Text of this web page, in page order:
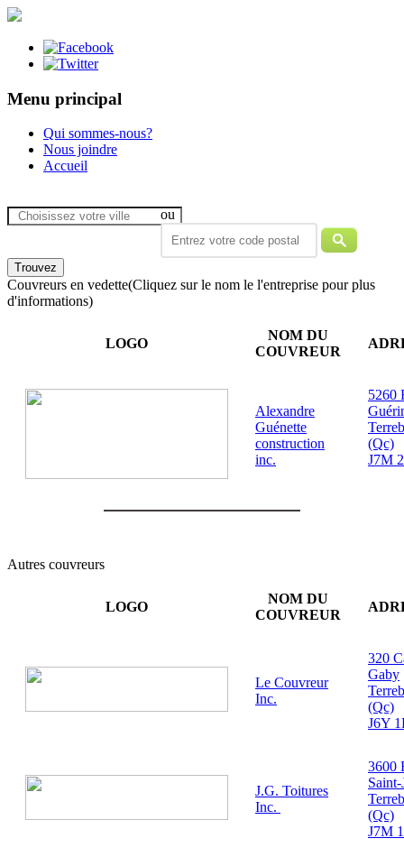
Menu principal
Qui sommes-nous?
Nous joindre
Accueil
ou
Couvreurs en vedette(Cliquez sur le nom le l'entreprise pour plus
d'informations)
LOGO
NOM DU
COUVREUR
Alexandre
Guénette
construction
inc.
5260
(Qc)
J7M
Autres couvreurs
LOGO
NOM DU
COUVREUR
Le Couvreur
Inc.
320
Gaby
(Qc)
J6Y
J.G. Toitures
Inc.
3600
Saint-
(Qc)
J7M